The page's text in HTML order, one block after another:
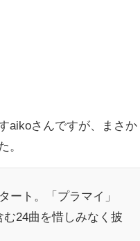
aikoさんですが、まさか
。
ート。「プラマイ」
む24曲を惜しみなく披